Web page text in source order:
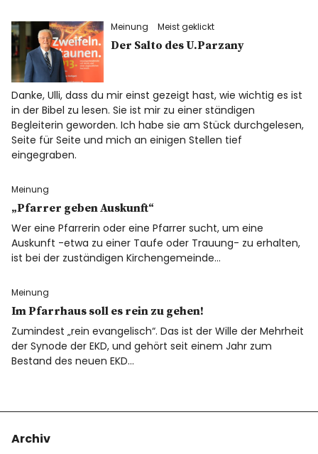
Meinung Meist geklickt
Der Salto des U.Parzany
Danke, Ulli, dass du mir einst gezeigt hast, wie wichtig es ist
in der Bibel zu lesen. Sie ist mir zu einer ständigen
Begleiterin geworden. Ich habe sie am Stück durchgelesen,
Seite für Seite und mich an einigen Stellen tief
eingegraben.
Meinung
„Pfarrer geben Auskunft“
Wer eine Pfarrerin oder eine Pfarrer sucht, um eine
Auskunft -etwa zu einer Taufe oder Trauung- zu erhalten,
ist bei der zuständigen Kirchengemeinde…
Meinung
Im Pfarrhaus soll es rein zu gehen!
Zumindest „rein evangelisch“. Das ist der Wille der Mehrheit
der Synode der EKD, und gehört seit einem Jahr zum
Bestand des neuen EKD…
Archiv